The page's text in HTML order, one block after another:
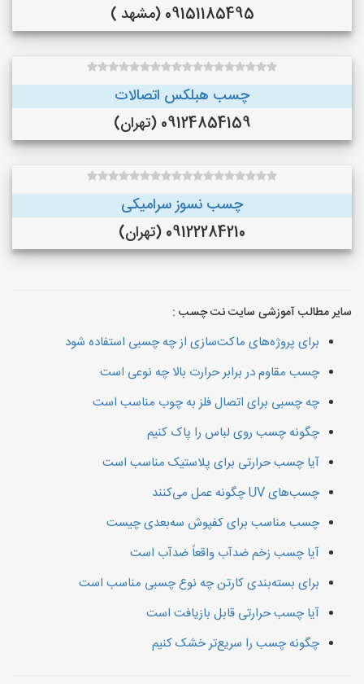
09151185495 (مشهد )
چسب هبلکس اتصالات
09124854159 (تهران)
چسب نسوز سرامیکی
09122284210 (تهران)
سایر مطالب آموزشی سایت نت چسب :
برای پروژه‌های ماکت‌سازی از چه چسبی استفاده شود
چسب مقاوم در برابر حرارت بالا چه نوعی است
چه چسبی برای اتصال فلز به چوب مناسب است
چگونه چسب روی لباس را پاک کنیم
آیا چسب حرارتی برای پلاستیک مناسب است
چسب‌های UV چگونه عمل می‌کنند
چسب مناسب برای کفپوش سه‌بعدی چیست
آیا چسب زخم ضدآب واقعاً ضدآب است
برای بسته‌بندی کارتن چه نوع چسبی مناسب است
آیا چسب حرارتی قابل بازیافت است
چگونه چسب را سریع‌تر خشک کنیم